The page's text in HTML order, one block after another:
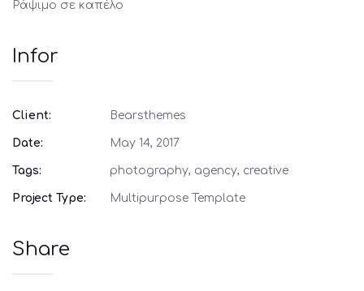
Ράψιμο σε καπέλο
Infor
Client: Bearsthemes
Date: May 14, 2017
Tags: photography, agency, creative
Project Type: Multipurpose Template
Share